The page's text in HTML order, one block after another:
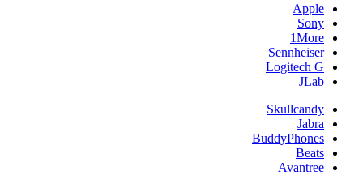
Apple
Sony
1More
Sennheiser
Logitech G
JLab
Skullcandy
Jabra
BuddyPhones
Beats
Avantree